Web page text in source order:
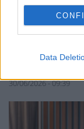
Data
ΝΕΕΣ
επίκεντρο
30/06/2026 - 09:39